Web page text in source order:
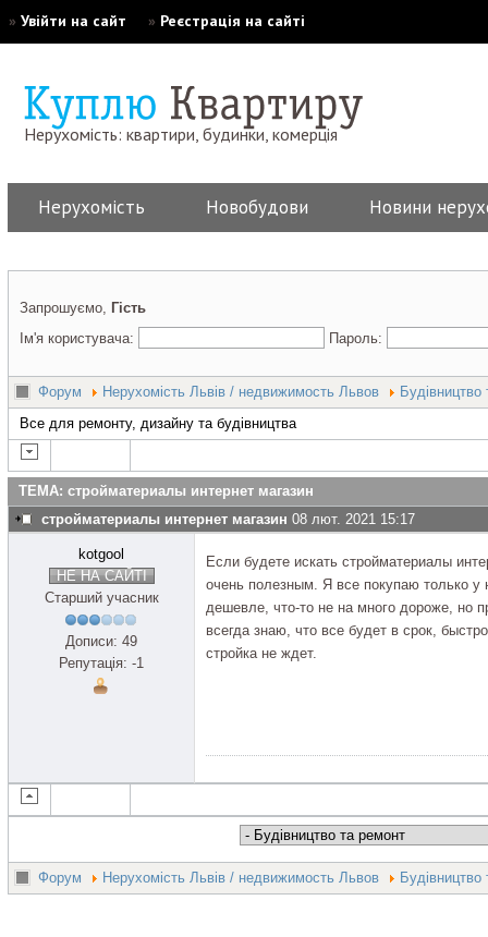
» Увійти на сайт » Реєстрація на сайті
Нерухомість: квартири, будинки, комерція
Нерухомість Новобудови Новини
Запрошуємо, Гість
Ім'я користувача:
Пароль:
Форум Нерухомість Львів / недвижимость Львов
Будівництво
Все для ремонту, дизайну та будівництва
ТЕМА: стройматериалы интернет магазин
стройматериалы интернет магазин 08 лют. 2021 15:17
kotgool
НЕ НА САЙТІ
Старший учасник
Дописи: 49
Репутація: -1
Если будете искать стройматериалы
очень полезным. Я все покупаю только у
дешевле, что-то не на много дороже, но
всегда знаю, что все будет в срок,
стройка не ждет.
Форум Нерухомість Львів / недвижимость Львов Будівництво